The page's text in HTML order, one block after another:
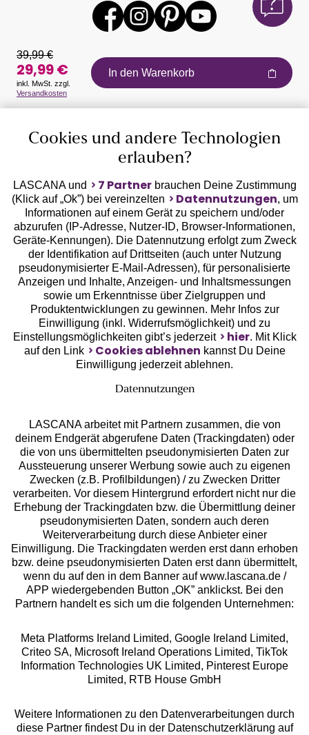
Auszeichnungen
Geprüfte Sicherheit
Unsere Apps
Services
Beratung
Über uns
Rechtliches
Alle Preise inkl. MwSt., zzgl.
Versandkosten
** Bonität vorausgesetzt, berechtigt zur Bonitätsprüfung
39,99 €
29,99 €
inkl. MwSt. zzgl.
Versandkosten
In den Warenkorb
Cookies und andere Technologien
erlauben?
LASCANA und 7 Partnerbrauchen Deine Zustimmung
(Klick auf „Ok”) bei vereinzelten
Datennutzungen, um
Informationen auf einem Gerät zu speichern und/oder
abzurufen (IP-Adresse, Nutzer-ID, Browser-Informationen,
Geräte-Kennungen). Die Datennutzung erfolgt zum Zweck
der Identifikation auf Drittseiten (auch unter Nutzung
pseudonymisierter E-Mail-Adressen), für personalisierte
Anzeigen und Inhalte, Anzeigen- und Inhaltsmessungen
sowie um Erkenntnisse über Zielgruppen und
Produktentwicklungen zu gewinnen. Mehr Infos zur
Einwilligung (inkl. Widerrufsmöglichkeit) und zu
Einstellungsmöglichkeiten gibt’s jederzeit
hier. Mit Klick
auf den Link
Cookies ablehnen kannst Du Deine
Einwilligung jederzeit ablehnen.
Datennutzungen
LASCANA arbeitet mit Partnern zusammen, die von
deinem Endgerät abgerufene Daten (Trackingdaten) oder
die von uns übermittelten pseudonymisierten Daten zur
Aussteuerung unserer Werbung sowie auch zu eigenen
Zwecken (z.B. Profilbildungen) / zu Zwecken Dritter
verarbeiten. Vor diesem Hintergrund erfordert nicht nur die
Erhebung der Trackingdaten bzw. die Übermittlung deiner
pseudonymisierten Daten, sondern auch deren
Weiterverarbeitung durch diese Anbieter einer
Einwilligung. Die Trackingdaten werden erst dann erhoben
bzw. deine pseudonymisierten Daten erst dann übermittelt,
wenn du auf den in dem Banner auf www.lascana.de /
APP wiedergebenden Button „OK” anklickst. Bei den
Partnern handelt es sich um die folgenden Unternehmen:
Meta Platforms Ireland Limited, Google Ireland Limited,
Criteo SA, Microsoft Ireland Operations Limited, TikTok
Information Technologies UK Limited, Pinterest Europe
Limited, RTB House GmbH
Weitere Informationen zu den Datenverarbeitungen durch
diese Partner findest Du in der Datenschutzerklärung auf